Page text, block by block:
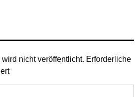
nicht veröffentlicht. Erforderliche